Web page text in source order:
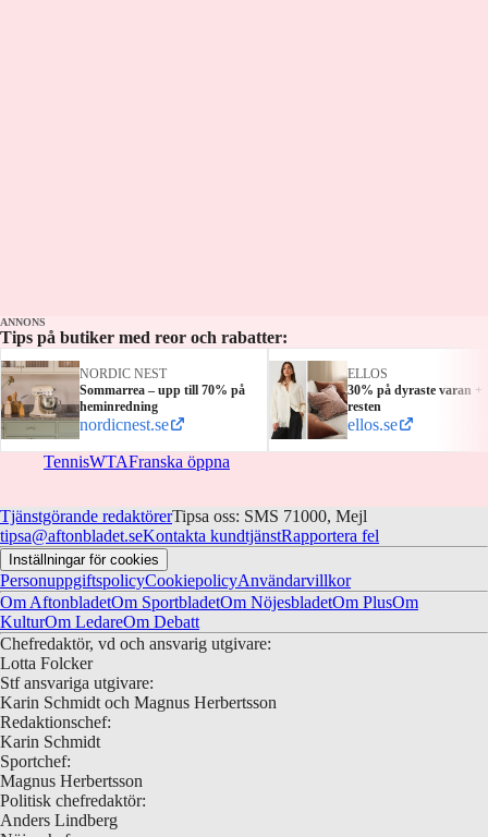
ANNONS
Tips på butiker med reor och rabatter:
NORDIC NEST
Sommarrea – upp till 70% på
heminredning
nordicnest.se
ELLOS
30% på dyraste varan +
resten
ellos.se
TennisWTAFranska öppna
Tjänstgörande redaktörerTipsa oss: SMS 71000, Mejl
tipsa@aftonbladet.seKontakta kundtjänstRapportera fel
Inställningar för cookies
PersonuppgiftspolicyCookiepolicyAnvändarvillkor
Om AftonbladetOm SportbladetOm NöjesbladetOm PlusOm
KulturOm LedareOm Debatt
Chefredaktör, vd och ansvarig utgivare:
Lotta Folcker
Stf ansvariga utgivare:
Karin Schmidt och Magnus Herbertsson
Redaktionschef:
Karin Schmidt
Sportchef:
Magnus Herbertsson
Politisk chefredaktör:
Anders Lindberg